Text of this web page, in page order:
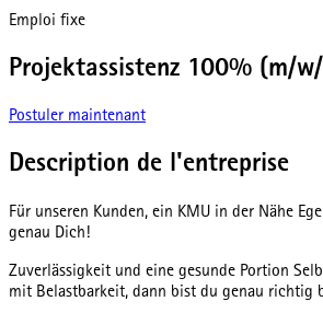
Emploi fixe
Projektassistenz 100% (m/
Postuler maintenant
Description de l'entreprise
Für unseren Kunden, ein KMU in der Nähe
genau Dich!
Zuverlässigkeit und eine gesunde Portion
mit Belastbarkeit, dann bist du genau richtig